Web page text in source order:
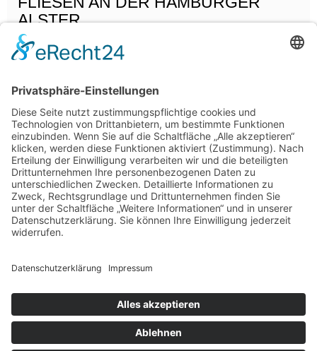
ALSTER
5. Dezember 2019
Fragen?
Bitte nehmen Sie einfachKontaktauf!
040 / 226 346 140
Marie Striewe - m hoch 4 GmbH | Herderstraße 29 |
22085 Hamburg
Impressum
AGBKontakt
Einstellungen
© 2026 m hoch 4 GmbH